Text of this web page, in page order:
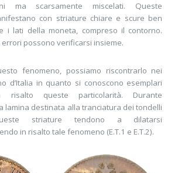
ma scarsamente miscelati. Queste
con striature chiare e scure ben
i lati della moneta, compreso il contorno.
possono verificarsi insieme.
fenomeno, possiamo riscontrarlo nei
d’Italia in quanto si conoscono esemplari
queste particolarità. Durante
lamina destinata alla tranciatura dei tondelli
striature tendono a dilatarsi
in risalto tale fenomeno (E.T.1 e E.T.2).